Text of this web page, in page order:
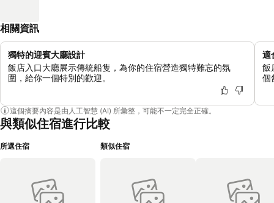
相關資訊
獨特的迎賓大廳設計
飯店入口大廳展示傳統船隻，為你的住宿營造獨特難忘的氛
圍，給你一個特別的歡迎。
適
飯
個
這個摘要內容是由人工智慧 (AI) 所彙整，可能不一定完全正確。
與類似住宿進行比較
所選住宿 類似住宿